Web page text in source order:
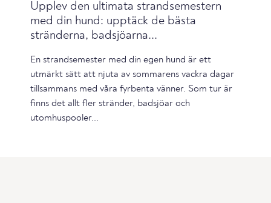
Upplev den ultimata strandsemestern
med din hund: upptäck de bästa
stränderna, badsjöarna...
En strandsemester med din egen hund är ett
utmärkt sätt att njuta av sommarens vackra dagar
tillsammans med våra fyrbenta vänner. Som tur är
finns det allt fler stränder, badsjöar och
utomhuspooler...